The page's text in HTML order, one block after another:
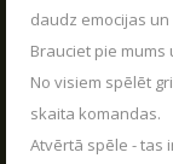
daudz emocijas
Brauciet pie
No visiem spēlēt
skaita komandas.
Atvērtā spēle - tas